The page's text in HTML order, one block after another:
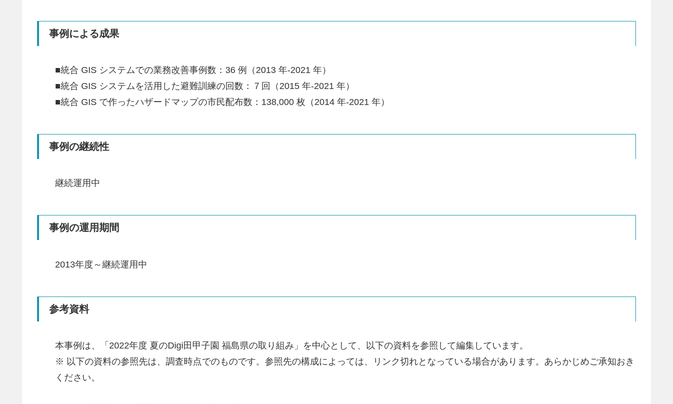
事例による成果
■統合 GIS システムでの業務改善事例数：36 例（2013 年-2021 年）
■統合 GIS システムを活用した避難訓練の回数：７回（2015 年-2021 年）
■統合 GIS で作ったハザードマップの市民配布数：138,000 枚（2014 年-2021 年）
事例の継続性
継続運用中
事例の運用期間
2013年度～継続運用中
参考資料
本事例は、「2022年度 夏のDigi田甲子園 福島県の取り組み」を中心として、以下の資料を参照して編集しています。
※ 以下の資料の参照先は、調査時点でのものです。参照先の構成によっては、リンク切れとなっている場合があります。あらかじめご承知おき
ください。